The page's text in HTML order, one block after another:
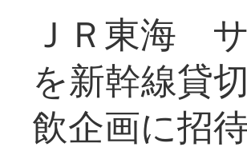
ＪＲ東海
を新幹線貸
飲企画に招